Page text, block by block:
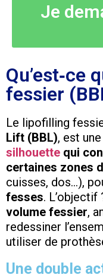
Je
Qu’est‑ce
fessier
Le lipofilling
Lift (BBL), est une
silhouette qui
certaines zones
cuisses, dos…),
fesses. L’objectif
volume fessier,
redessiner
utiliser de
Une double